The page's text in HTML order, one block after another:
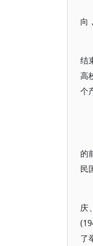
向
结
高
个
的
民
庆
了